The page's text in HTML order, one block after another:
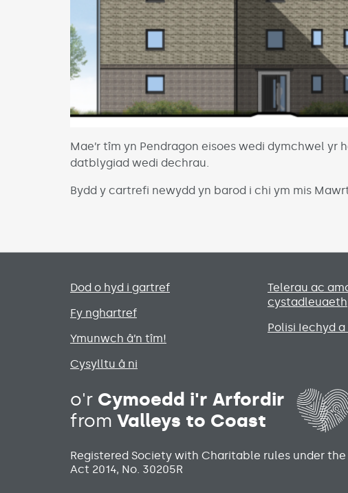
Mae’r tîm yn Pendragon eisoes wedi dymchwel yr
datblygiad wedi dechrau.
Bydd y cartrefi newydd yn barod i chi ym mis
Primary footer menu
Dod o hyd i gartref
Fy nghartref
Ymunwch â’n tîm!
Cysylltu â ni
Telerau ac
cystadleuaeth
Polisi Iechyd
o'r Cymoedd i'r Arfordir
from Valleys to Coast
Registered Society with Charitable rules under
Act 2014, No. 30205R